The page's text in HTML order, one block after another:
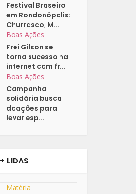
Festival Braseiro
em Rondonópolis:
Churrasco, M...
Boas Ações
Frei Gilson se
torna sucesso na
internet com fr...
Boas Ações
Campanha
solidária busca
doações para
levar esp...
+ LIDAS
Matéria